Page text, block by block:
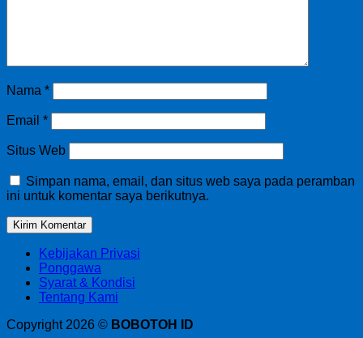
Nama *
Email *
Situs Web
Simpan nama, email, dan situs web saya pada peramban
ini untuk komentar saya berikutnya.
Kebijakan Privasi
Ponggawa
Syarat & Kondisi
Tentang Kami
Copyright 2026 © BOBOTOH ID